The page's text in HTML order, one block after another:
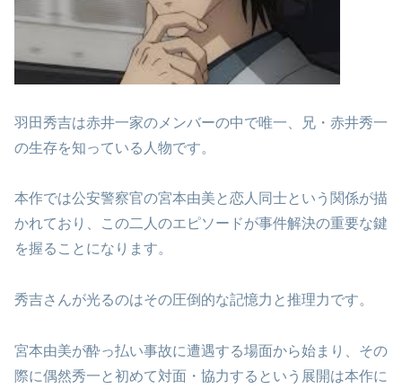
羽田秀吉は赤井一家のメンバーの中で唯一、兄・赤井秀一
の生存を知っている人物です。
本作では公安警察官の宮本由美と恋人同士という関係が描
かれており、この二人のエピソードが事件解決の重要な鍵
を握ることになります。
秀吉さんが光るのはその圧倒的な記憶力と推理力です。
宮本由美が酔っ払い事故に遭遇する場面から始まり、その
際に偶然秀一と初めて対面・協力するという展開は本作に